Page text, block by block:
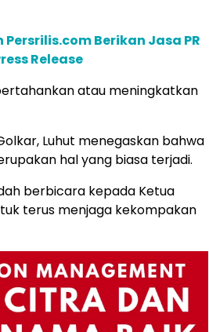
Berikan Jasa PR
Release
atau meningkatkan
Luhut menegaskan bahwa
hal yang biasa terjadi.
berbicara kepada Ketua
terus menjaga kekompakan